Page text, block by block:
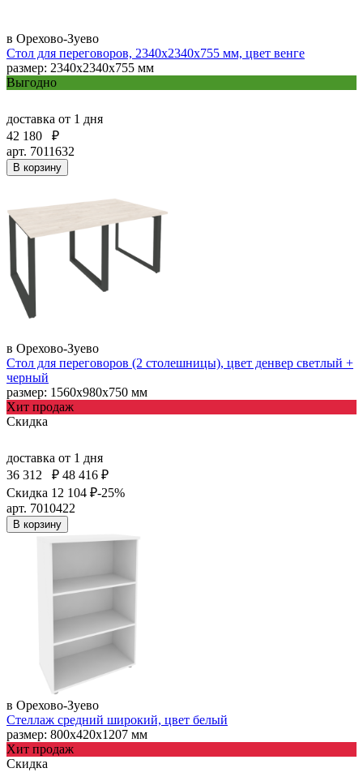
в Орехово-Зуево
Стол для переговоров, 2340х2340х755 мм, цвет венге
размер: 2340х2340х755 мм
Выгодно
доставка от 1 дня
42 180
₽
арт. 7011632
В корзину
в Орехово-Зуево
Стол для переговоров (2 столешницы), цвет денвер светлый +
черный
размер: 1560х980х750 мм
Хит продаж
Скидка
доставка от 1 дня
36 312
₽ 48 416 ₽
Скидка 12 104 ₽-25%
арт. 7010422
В корзину
в Орехово-Зуево
Стеллаж средний широкий, цвет белый
размер: 800х420х1207 мм
Хит продаж
Скидка